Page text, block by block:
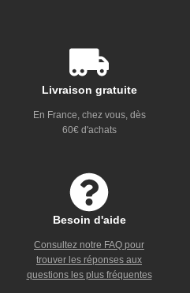
Livraison gratuite
En France, chez vous, dès
60€ d'achats
Besoin d'aide
Consultez notre FAQ pour
trouver les réponses aux
questions les plus fréquentes